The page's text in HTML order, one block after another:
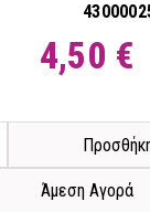
4,50 €
Άμεση Αγορά